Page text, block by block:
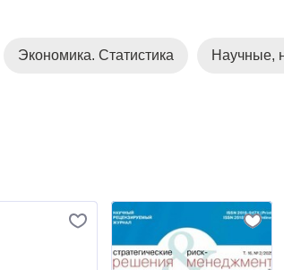
Экономика. Статистика Научные,